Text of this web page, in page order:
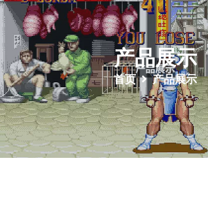
产品展示
首页 产品展示